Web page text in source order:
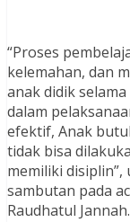
“Proses
kelemahan, dan
anak didik
dalam
efektif, Anak
tidak bisa
memiliki
sambutan pada
Raudhatul Jannah.